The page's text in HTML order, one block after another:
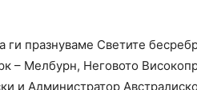
ги празнуваме Светите
– Мелбурн, Неговото
и Администратор